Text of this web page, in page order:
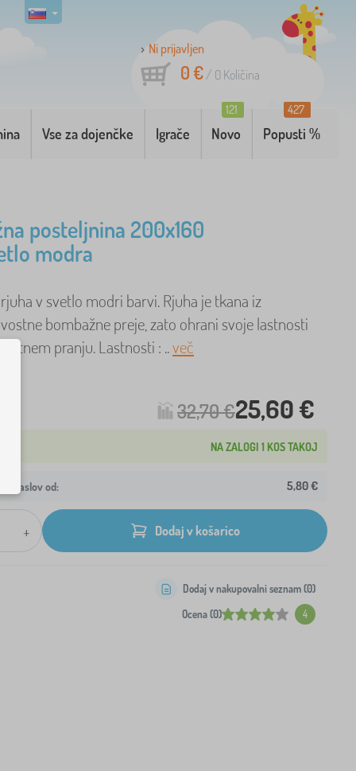
Ni prijavljen
0 €/ 0 Količina
Vse za dojenčke Igrače Novo
121
Popusti %
427
posteljnina 200x160
modra
v svetlo modri barvi. Rjuha je tkana iz
bombažne preje, zato ohrani svoje lastnosti
pranju. Lastnosti : ..več
32,70 €25,60 €
NA ZALOGI 1 KOS TAKOJ
naslov od: 5,80 €
+ Dodaj v košarico
Ocena (0) 4
Dodaj v nakupovalni seznam (0)